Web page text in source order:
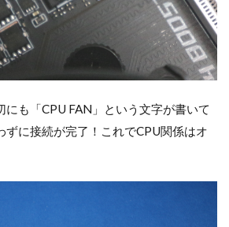
にも「CPU FAN」という文字が書いて
ずに接続が完了！これでCPU関係はオ